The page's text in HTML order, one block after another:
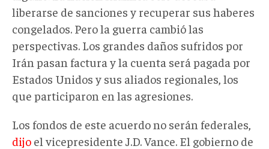
liberarse de sanciones y recuperar sus haberes
congelados. Pero la guerra cambió las
perspectivas. Los grandes daños sufridos por
Irán pasan factura y la cuenta será pagada por
Estados Unidos y sus aliados regionales, los
que participaron en las agresiones.
Los fondos de este acuerdo no serán federales,
dijo el vicepresidente J.D. Vance. El gobierno de